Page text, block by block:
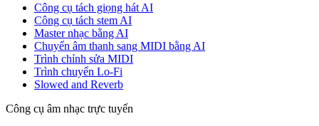
Công cụ tách giọng hát AI
Công cụ tách stem AI
Master nhạc bằng AI
Chuyển âm thanh sang MIDI bằng AI
Trình chỉnh sửa MIDI
Trình chuyển Lo-Fi
Slowed and Reverb
Công cụ âm nhạc trực tuyến